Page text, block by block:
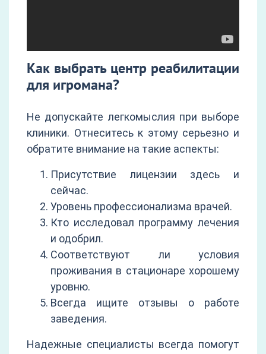
Как выбрать центр реабилитации
для игромана?
Не допускайте легкомыслия при выборе
клиники. Отнеситесь к этому серьезно и
обратите внимание на такие аспекты:
Присутствие лицензии здесь и
сейчас.
Уровень профессионализма врачей.
Кто исследовал программу лечения
и одобрил.
Соответствуют ли условия
проживания в стационаре хорошему
уровню.
Всегда ищите отзывы о работе
заведения.
Надежные специалисты всегда помогут